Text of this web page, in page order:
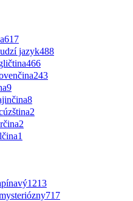
617
jazyk488
466
243
9
8
2
2
1
1213
717